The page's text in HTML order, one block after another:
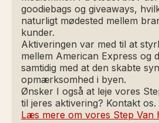
goodiebags og giveaways,
naturligt mødested mellem
kunder.
Aktiveringen var med til at
mellem American Express og
samtidig med at den skabte
opmærksomhed i byen.
Ønsker I også at leje vores
til jeres aktivering? Kontakt os.
Læs mere om vores Step Van